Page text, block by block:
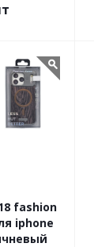
fashion
iphone